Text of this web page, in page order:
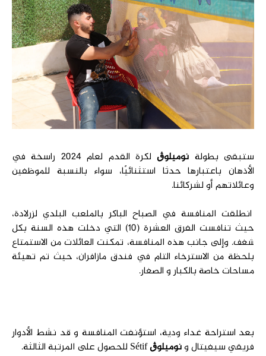
ستبقى بطولة نوميلوڨ
لكرة القدم لعام 2024 راسخة في
الأذهان باعتبارها حدثا استثنائيًا، سواء بالنسبة للموظفين
وعائلاتهم أو لشركائنا.
انطلقت المنافسة في الصباح الباكر بالملعب البلدي لزرلادة،
حيث تنافست الفرق العشرة (10) التي دخلت هذه السنة بكل
شغف. وإلى جانب هذه المنافسة، تمكنت العائلات من الاستمتاع
بلحظة من الاسترخاء التام في فندق مازافران، حيث تم تهيئة
مساحات خاصة بالكبار و الصغار.
بعد استراحة غداء ودية، استؤنفت المنافسة و قد نشط الأدوار
فريقي سيفيتال ونوميلوڨSétif للحصول على المرتبة الثالثة.